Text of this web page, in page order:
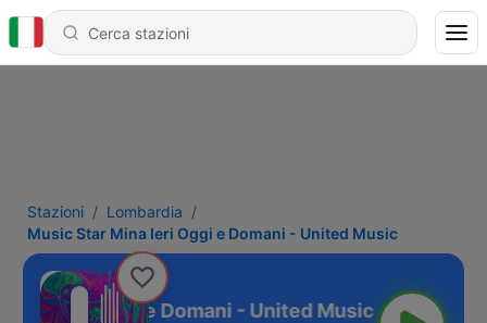
Stazioni
Lombardia
Music Star Mina Ieri Oggi e Domani - United Music
Ieri Oggi e Domani - United Music